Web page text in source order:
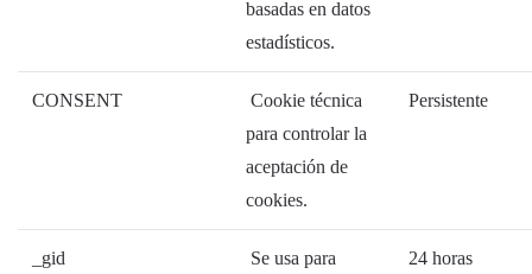
basadas en datos
estadísticos.
CONSENT
Cookie técnica
para controlar la
aceptación de
cookies.
Persistente
_gid
Se usa para
24 horas